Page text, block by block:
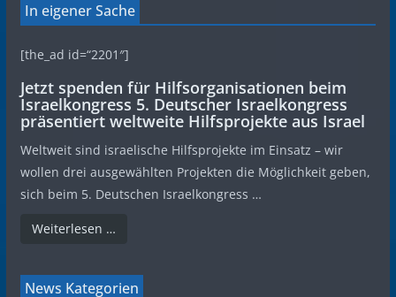
In eigener Sache
[the_ad id=“2201″]
Jetzt spenden für Hilfsorganisationen beim
Israelkongress 5. Deutscher Israelkongress
präsentiert weltweite Hilfsprojekte aus Israel
Weltweit sind israelische Hilfsprojekte im Einsatz – wir
wollen drei ausgewählten Projekten die Möglichkeit geben,
sich beim 5. Deutschen Israelkongress …
Weiterlesen …
News Kategorien